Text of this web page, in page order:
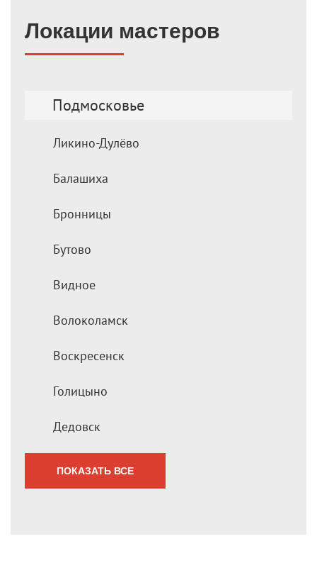
Локации мастеров
Подмосковье
Ликино-Дулёво
Балашиха
Бронницы
Бутово
Видное
Волоколамск
Воскресенск
Голицыно
Дедовск
ПОКАЗАТЬ ВСЕ